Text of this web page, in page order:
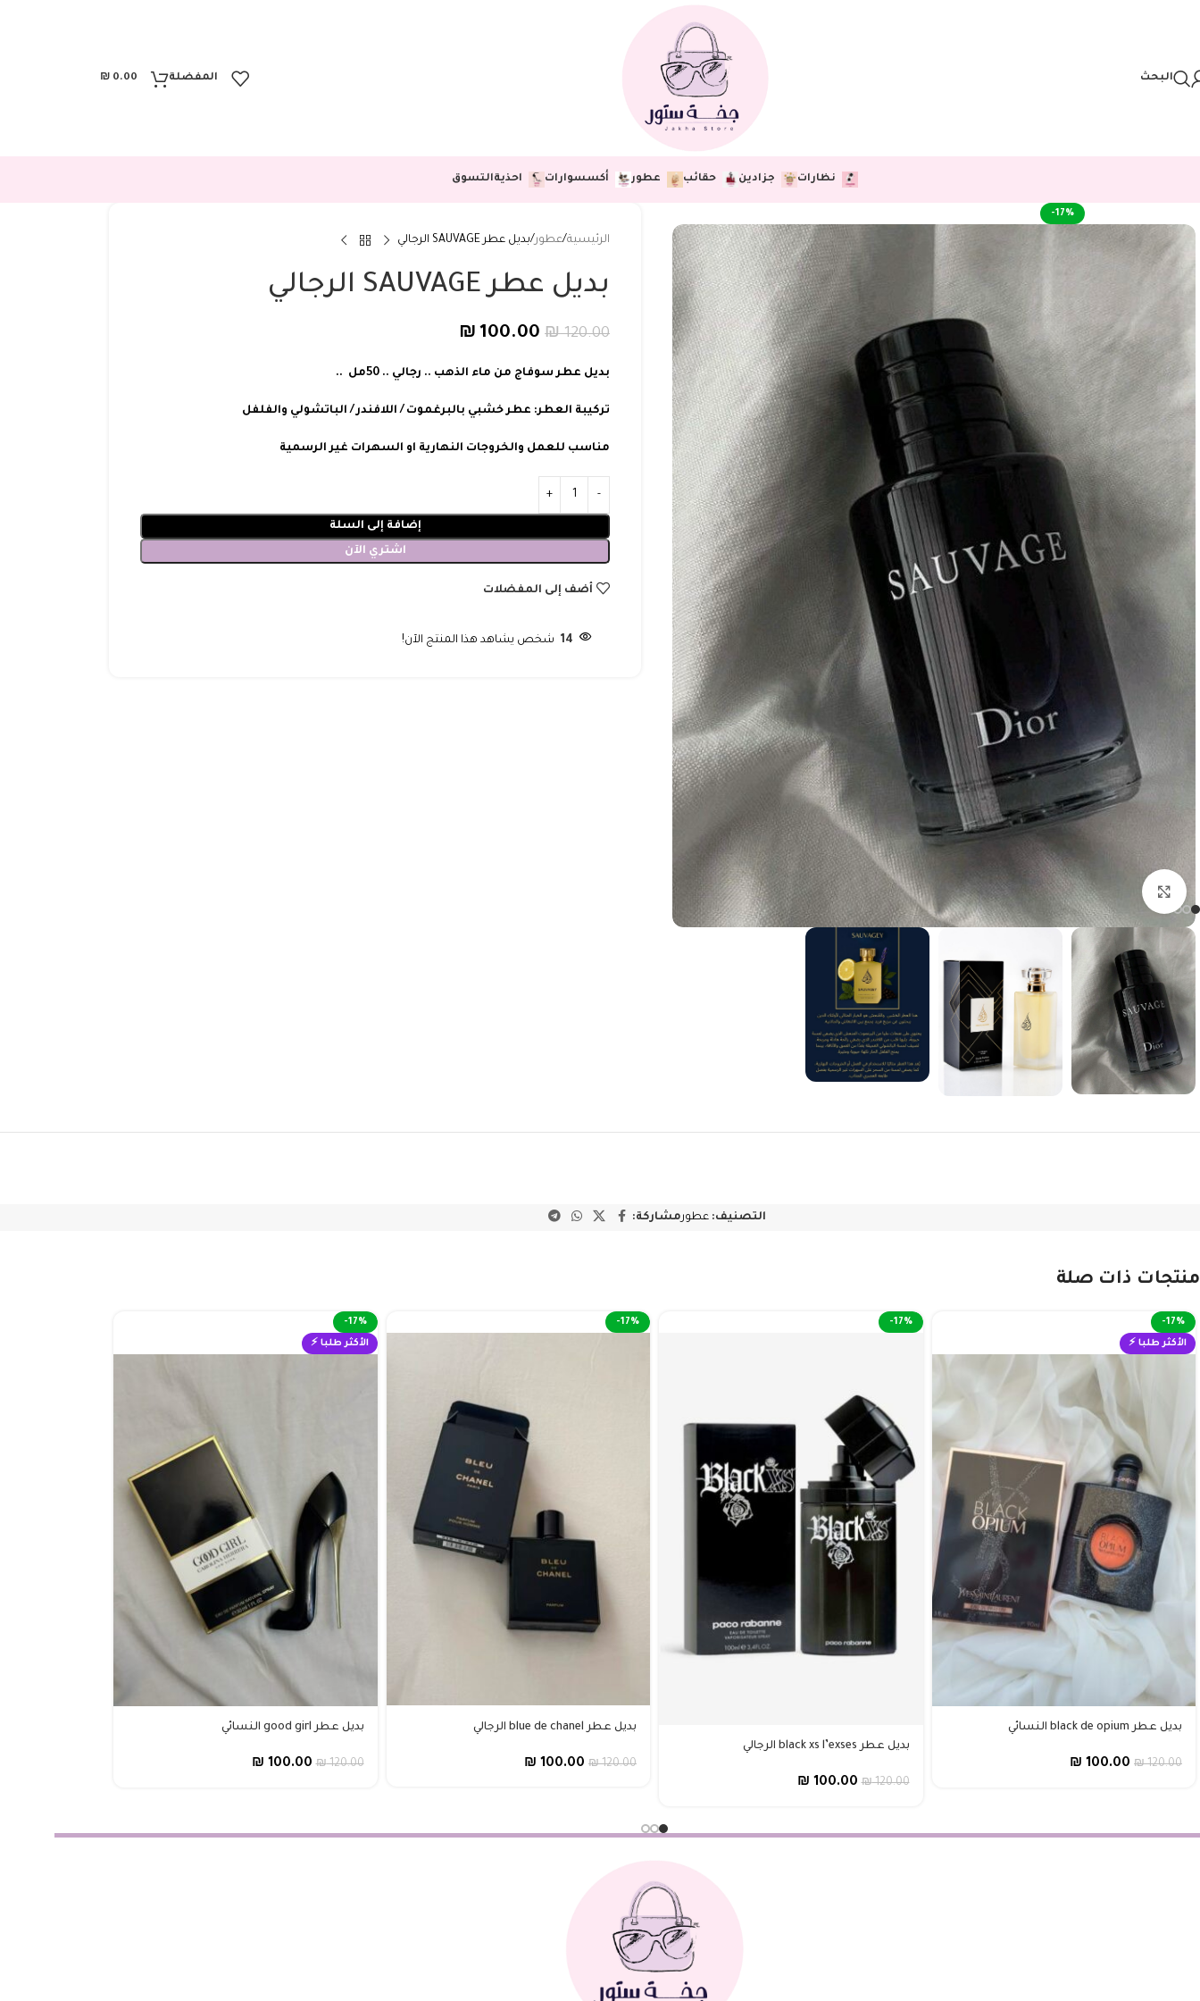
البحث المفضلة ₪ 0.00
نظارات جزادين حقائب عطور أكسسوارات احذيةالتسوق
-17%
Click to enlarge
الرئيسية عطور بديل عطر SAUVAGE الرجالي
بديل عطر SAUVAGE الرجالي
₪120.00
₪ 100.00
بديل عطر سوفاج من ماء الذهب .. رجالي .. 50مل ..
تركيبة العطر: عطر خشبي بالبرغموت / اللافندر / الباتشولي والفلفل
مناسب للعمل والخروجات النهارية او السهرات غير الرسمية
إضافة إلى السلة
اشتري الآن
أضف إلى المفضلات
14 شخص يشاهد هذا المنتج الآن!
التصنيف: عطورمشاركة:
منتجات ذات صلة
-17%
الأكثر طلبا ⚡
بديل عطر black de opium النسائي
₪120.00
₪ 100.00
-17%
بديل عطر black xs l’exses الرجالي
₪120.00
₪ 100.00
-17%
بديل عطر blue de chanel الرجالي
₪120.00
₪ 100.00
-17%
الأكثر طلبا ⚡
بديل عطر good girl النسائي
₪120.00
₪ 100.00